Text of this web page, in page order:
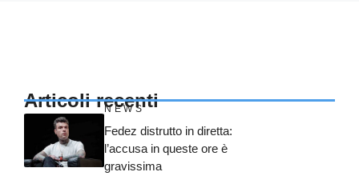
Articoli recenti
NEWS
Fedez distrutto in diretta:
l’accusa in queste ore è
gravissima